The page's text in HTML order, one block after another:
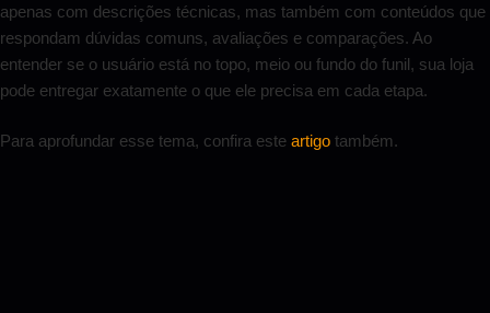
apenas com descrições técnicas, mas também com conteúdos que
respondam dúvidas comuns, avaliações e comparações. Ao
entender se o usuário está no topo, meio ou fundo do funil, sua loja
pode entregar exatamente o que ele precisa em cada etapa.
Para aprofundar esse tema, confira este artigo também.